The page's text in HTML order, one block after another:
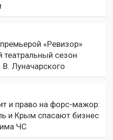
«Ревизор»
театральный сезон
В. Луначарского
и право на форс-мажор:
и Крым спасают бизнес
ЧС